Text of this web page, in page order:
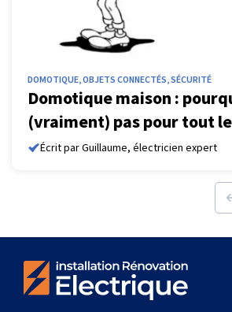
DOMOTIQUE, OBJETS CONNECTÉS, SÉCURITÉ
Domotique maison :
(vraiment) pas pour tout
Écrit par Guillaume, électricien expert